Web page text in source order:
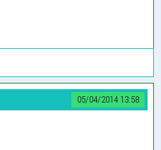
05/04/2014 13:58